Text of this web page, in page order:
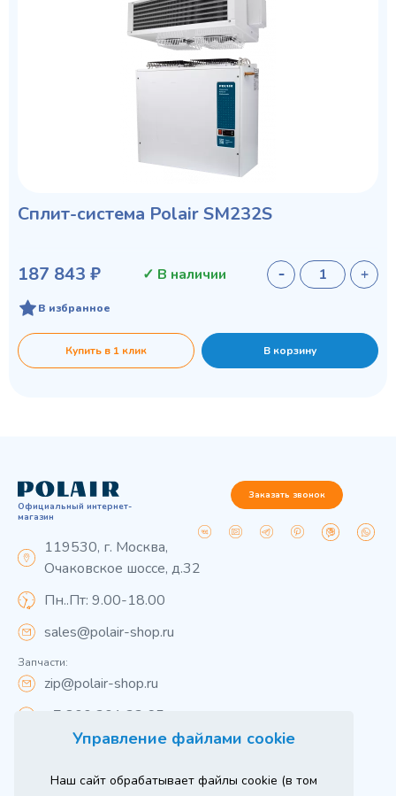
Управление файлами cookie
Наш сайт обрабатывает файлы cookie (в том
Сплит-система Polair SM232S
187 843 ₽ ✓ В наличии
В избранное
Купить в 1 клик В корзину
Официальный интернет-
магазин
119530, г. Москва,
Очаковское шоссе, д.32
Пн..Пт: 9.00-18.00
sales@polair-shop.ru
Запчасти:
zip@polair-shop.ru
+7 800 301 33 65
Заказать звонок
Вся информация на сайте о товарах носит
справочный характер и не является публичной